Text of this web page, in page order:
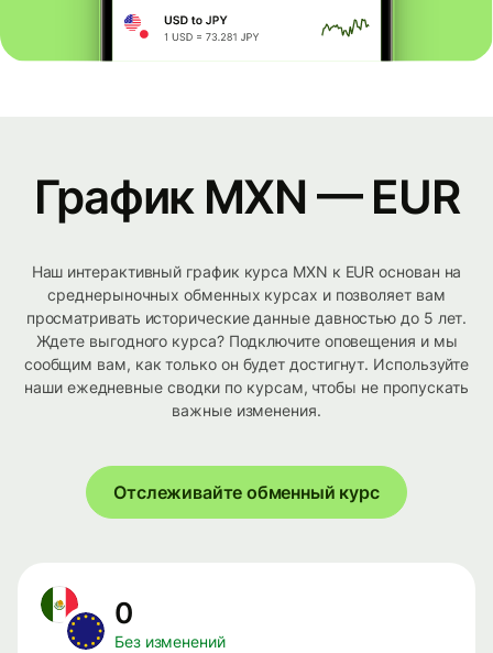
График MXN — EUR
Наш интерактивный график курса MXN к EUR основан на
среднерыночных обменных курсах и позволяет вам
просматривать исторические данные давностью до 5 лет.
Ждете выгодного курса? Подключите оповещения и мы
сообщим вам, как только он будет достигнут. Используйте
наши ежедневные сводки по курсам, чтобы не пропускать
важные изменения.
Отслеживайте обменный курс
0
Без изменений